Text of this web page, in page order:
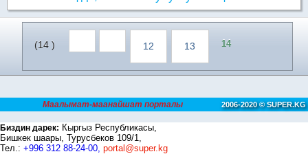
(14 ) 12 13 14
Маалымат-маанайшат порталы 2006-2020 © SUPER.KG
Биздин дарек: Кыргыз Республикасы,
Бишкек шаары, Турусбеков 109/1,
Тел.: +996 312 88-24-00, portal@super.kg